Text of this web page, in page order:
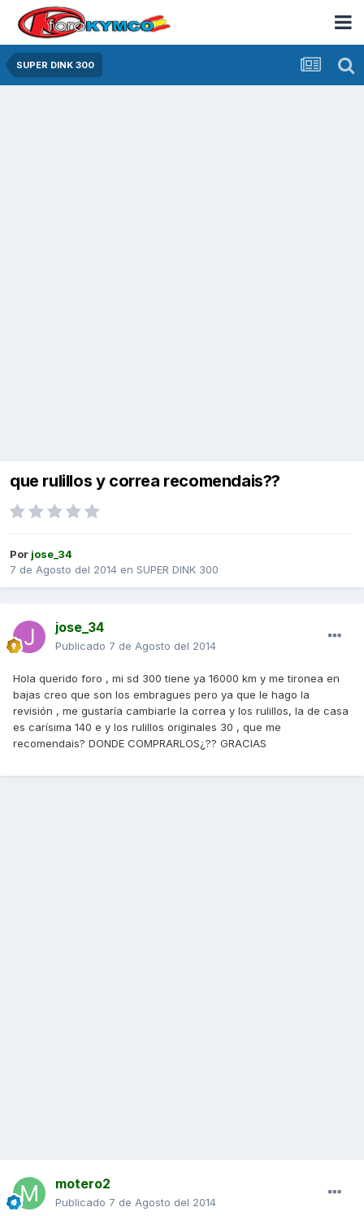
SUPER DINK 300
que rulillos y correa recomendais??
Por jose_34
7 de Agosto del 2014 en SUPER DINK 300
jose_34
Publicado 7 de Agosto del 2014
Hola querido foro , mi sd 300 tiene ya 16000 km y me tironea en
bajas creo que son los embragues pero ya que le hago la
revisión , me gustaría cambiarle la correa y los rulillos, la de casa
es carísima 140 e y los rulillos originales 30 , que me
recomendais? DONDE COMPRARLOS¿?? GRACIAS
motero2
Publicado 7 de Agosto del 2014